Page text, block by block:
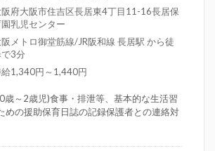
阪府大阪市住吉区長居東4丁目11-16長居保
乳児センター
阪メトロ御堂筋線/JR阪和線 長居駅 から徒
3分
1,340円～1,440円
～2歳児)食事・排泄等、基本的な生活習
めの援助保育日誌の記録保護者との連絡対